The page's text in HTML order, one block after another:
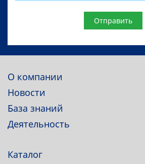
О компании
Новости
База знаний
Деятельность
Каталог